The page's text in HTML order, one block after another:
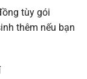
tùy gói
thêm nếu bạn